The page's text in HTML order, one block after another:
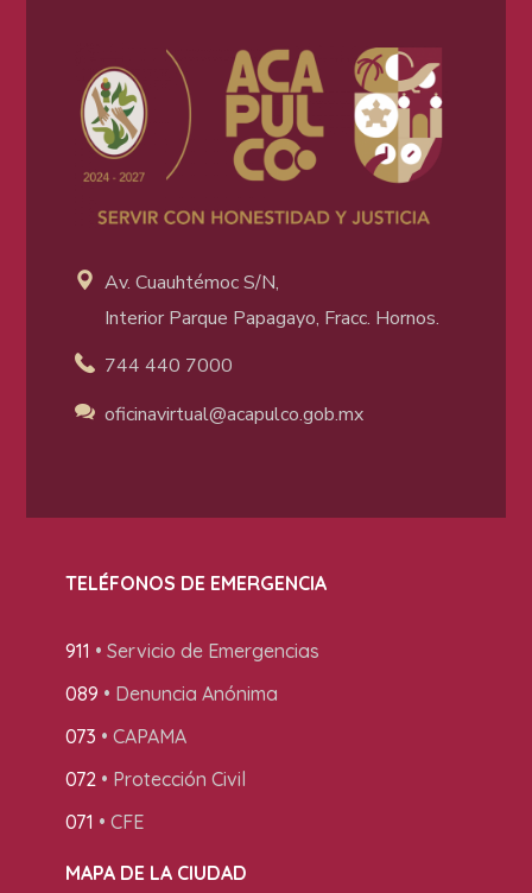
Av. Cuauhtémoc S/N,
Interior Parque Papagayo, Fracc. Hornos.
744 440 7000
oficinavirtual@acapulco.gob.mx
TELÉFONOS DE EMERGENCIA
911 • Servicio de Emergencias
089 • Denuncia Anónima
073 • CAPAMA
072• Protección Civil
071 • CFE
MAPA DE LA CIUDAD